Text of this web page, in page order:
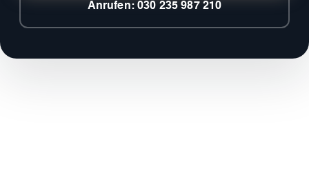
Anrufen: 030 235 987 210